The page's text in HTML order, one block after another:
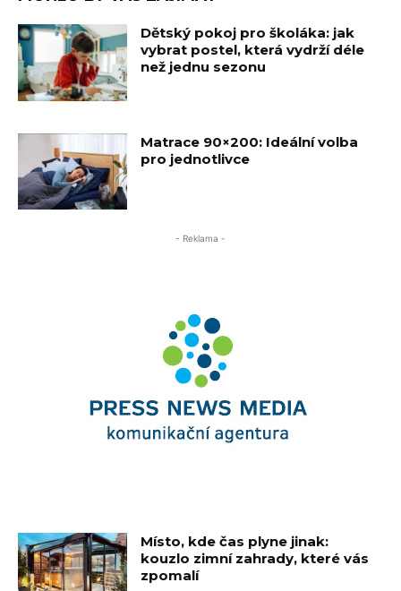
Dětský pokoj pro školáka: jak
vybrat postel, která vydrží déle
než jednu sezonu
Matrace 90×200: Ideální volba
pro jednotlivce
- Reklama -
Místo, kde čas plyne jinak:
kouzlo zimní zahrady, které vás
zpomalí